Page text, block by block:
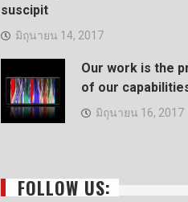
suscipit
มิถุนายน 14, 2017
Our work is the
of our
มิถุนายน 16, 2017
FOLLOW US: